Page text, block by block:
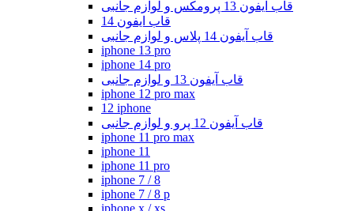
قاب آیفون 13 پرومکس و لوازم جانبی
قاب ایفون 14
قاب آیفون 14 پلاس و لوازم جانبی
iphone 13 pro
iphone 14 pro
قاب آیفون 13 و لوازم جانبی
iphone 12 pro max
12 iphone
قاب آیفون 12 پرو و لوازم جانبی
iphone 11 pro max
iphone 11
iphone 11 pro
iphone 7 / 8
iphone 7 / 8 p
iphone x / xs